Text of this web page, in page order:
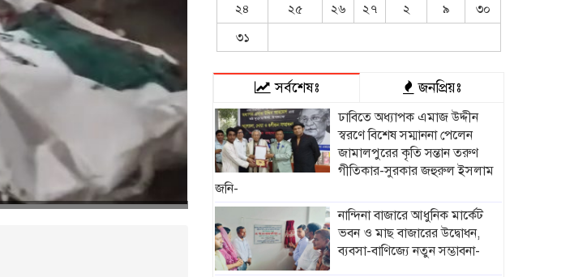
২৪
২৫ ২৬ ২৭ ২ ৯
৩০
৩১
সর্বশেষঃ জনপ্রিয়ঃ
ঢাবিতে অধ্যাপক এমাজ উদ্দীন
স্বরণে বিশেষ সম্মাননা পেলেন
জামালপুরের কৃতি সন্তান তরুণ
গীতিকার-সুরকার জহুরুল ইসলাম
জনি-
নান্দিনা বাজারে আধুনিক মার্কেট
ভবন ও মাছ বাজারের উদ্বোধন,
ব্যবসা-বাণিজ্যে নতুন সম্ভাবনা-